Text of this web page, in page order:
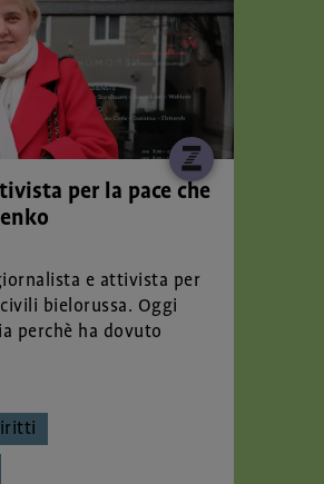
per la pace che
e attivista per
bielorussa. Oggi
perchè ha dovuto